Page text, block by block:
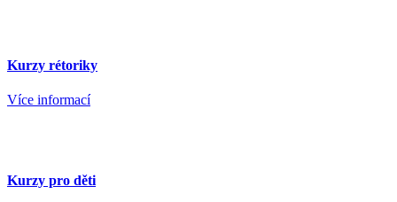
Kurzy rétoriky
Více informací
Kurzy pro děti